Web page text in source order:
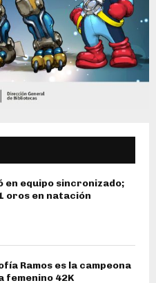
en equipo sincronizado;
oros en natación
Ramos es la campeona
femenino 42K